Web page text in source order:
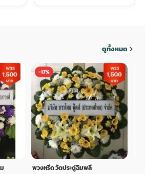
ดูทั้งหมด
-17%
พวงหรีด วัดประดู่ฉิมพลี